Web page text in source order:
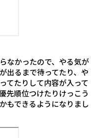
なかったので、やる気が
出るまで待ってたり、や
てたりして内容が入って
先順位つけたりけっこう
もできるようになりまし